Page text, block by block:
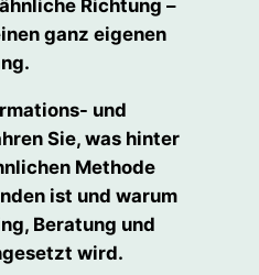
Richtung –
ganz eigenen
und
Sie, was hinter
Methode
ist und warum
Beratung und
wird.